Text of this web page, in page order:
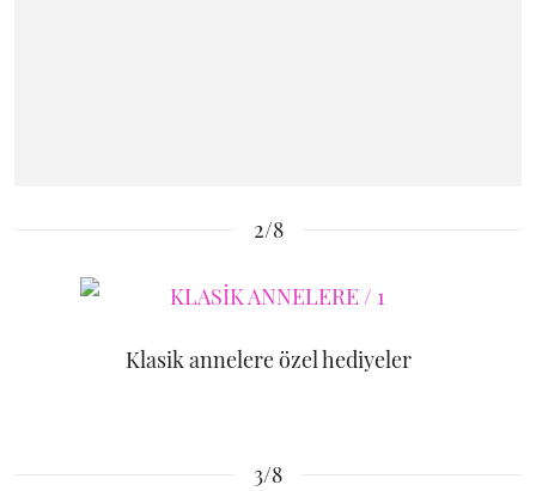
2/8
Klasik annelere özel hediyeler
3/8